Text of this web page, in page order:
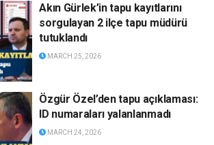
Akın Gürlek’in tapu kayıtlarını
sorgulayan 2 ilçe tapu müdürü
tutuklandı
MARCH 25, 2026
Özgür Özel’den tapu açıklaması:
ID numaraları yalanlanmadı
MARCH 24, 2026